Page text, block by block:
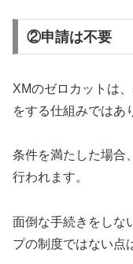
②申請は不要
XMのゼロカットは
をする仕組みではあ
条件を満たした場合
行われます。
面倒な手続きをしな
プの制度ではない点